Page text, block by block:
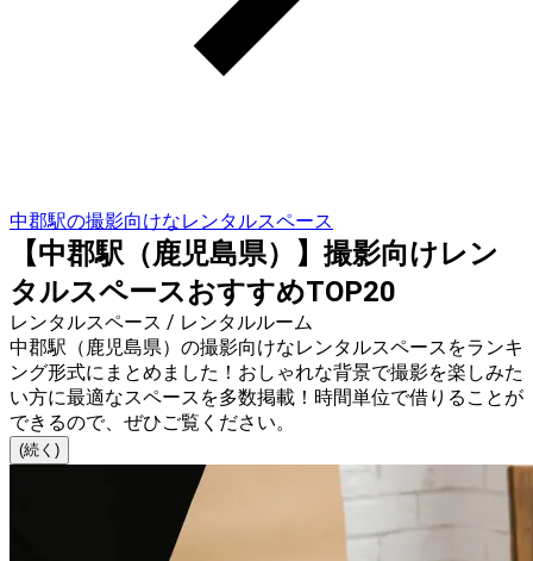
中郡駅の撮影向けなレンタルスペース
【中郡駅（鹿児島県）】撮影向けレン
タルスペースおすすめTOP20
レンタルスペース / レンタルルーム
中郡駅（鹿児島県）の撮影向けなレンタルスペースをランキ
ング形式にまとめました！おしゃれな背景で撮影を楽しみた
い方に最適なスペースを多数掲載！時間単位で借りることが
できるので、ぜひご覧ください。
(続く)